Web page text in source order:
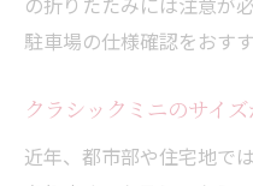
駐車場の仕様確認をおすす
クラシックミニのサイ
近年、都市部や住宅地で